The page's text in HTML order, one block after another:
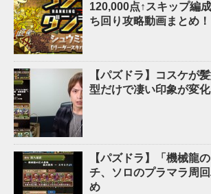
120,000点↑スキップ編
ち回り攻略動画まとめ！
【パズドラ】コスケが
型だけで凄い印象が変化
【パズドラ】「機械龍
チ、ソロのプラマラ周
め